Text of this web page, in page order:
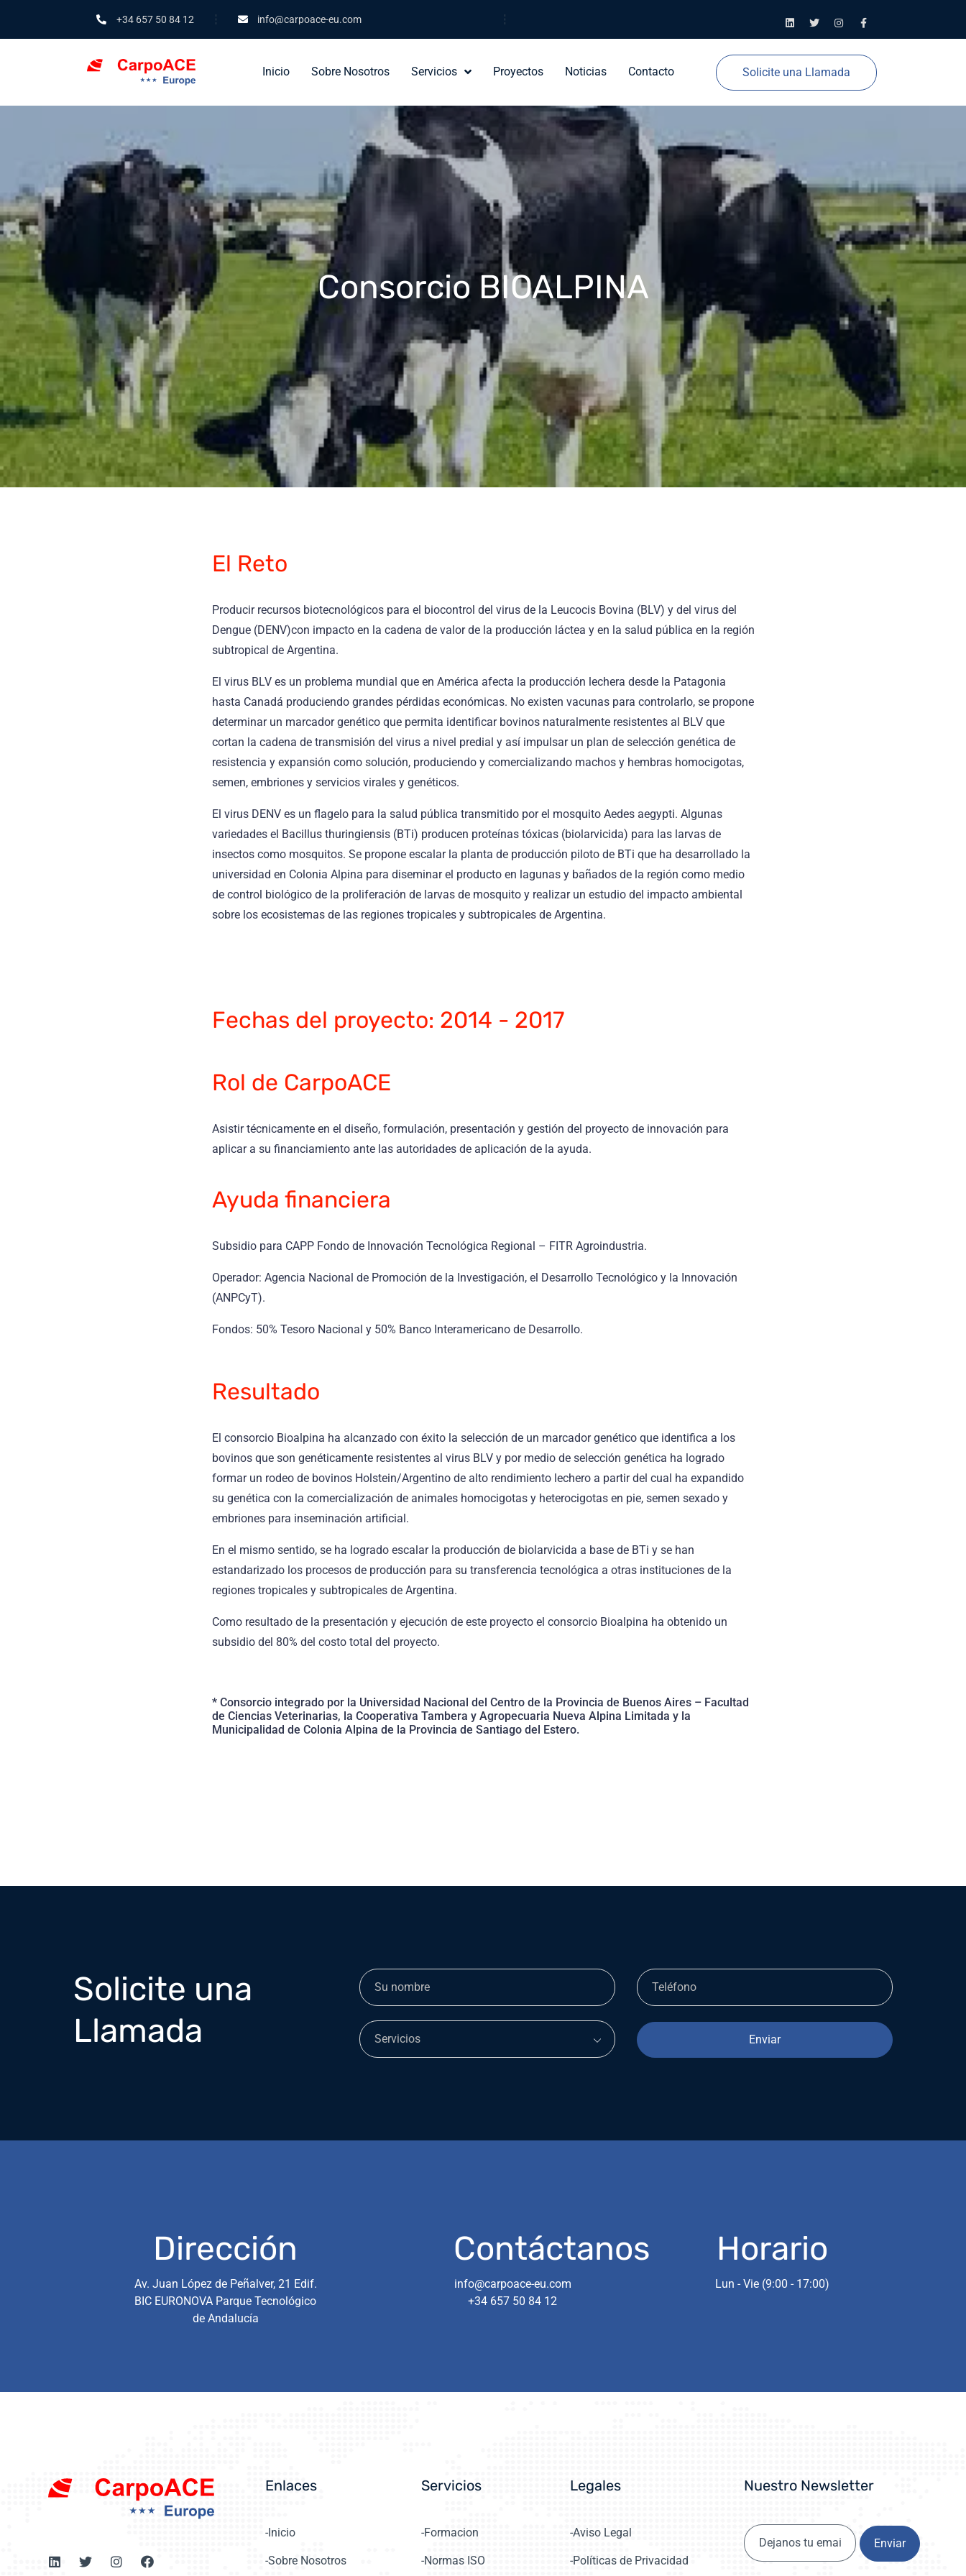
+34 657 50 84 12 info@carpoace-eu.com
Inicio Sobre Nosotros Servicios Proyectos Noticias Contacto Solicite una Llamada
Consorcio BIOALPINA
El Reto
Producir recursos biotecnológicos para el biocontrol del virus de la Leucocis Bovina (BLV) y del virus del
Dengue (DENV)con impacto en la cadena de valor de la producción láctea y en la salud pública en la región
subtropical de Argentina.
El virus BLV es un problema mundial que en América afecta la producción lechera desde la Patagonia
hasta Canadá produciendo grandes pérdidas económicas. No existen vacunas para controlarlo, se propone
determinar un marcador genético que permita identificar bovinos naturalmente resistentes al BLV que
cortan la cadena de transmisión del virus a nivel predial y así impulsar un plan de selección genética de
resistencia y expansión como solución, produciendo y comercializando machos y hembras homocigotas,
semen, embriones y servicios virales y genéticos.
El virus DENV es un flagelo para la salud pública transmitido por el mosquito Aedes aegypti. Algunas
variedades el Bacillus thuringiensis (BTi) producen proteínas tóxicas (biolarvicida) para las larvas de
insectos como mosquitos. Se propone escalar la planta de producción piloto de BTi que ha desarrollado la
universidad en Colonia Alpina para diseminar el producto en lagunas y bañados de la región como medio
de control biológico de la proliferación de larvas de mosquito y realizar un estudio del impacto ambiental
sobre los ecosistemas de las regiones tropicales y subtropicales de Argentina.
Fechas del proyecto: 2014 - 2017
Rol de CarpoACE
Asistir técnicamente en el diseño, formulación, presentación y gestión del proyecto de innovación para
aplicar a su financiamiento ante las autoridades de aplicación de la ayuda.
Ayuda financiera
Subsidio para CAPP Fondo de Innovación Tecnológica Regional – FITR Agroindustria.
Operador: Agencia Nacional de Promoción de la Investigación, el Desarrollo Tecnológico y la Innovación
(ANPCyT).
Fondos: 50% Tesoro Nacional y 50% Banco Interamericano de Desarrollo.
Resultado
El consorcio Bioalpina ha alcanzado con éxito la selección de un marcador genético que identifica a los
bovinos que son genéticamente resistentes al virus BLV y por medio de selección genética ha logrado
formar un rodeo de bovinos Holstein/Argentino de alto rendimiento lechero a partir del cual ha expandido
su genética con la comercialización de animales homocigotas y heterocigotas en pie, semen sexado y
embriones para inseminación artificial.
En el mismo sentido, se ha logrado escalar la producción de biolarvicida a base de BTi y se han
estandarizado los procesos de producción para su transferencia tecnológica a otras instituciones de la
regiones tropicales y subtropicales de Argentina.
Como resultado de la presentación y ejecución de este proyecto el consorcio Bioalpina ha obtenido un
subsidio del 80% del costo total del proyecto.
* Consorcio integrado por la Universidad Nacional del Centro de la Provincia de Buenos Aires – Facultad
de Ciencias Veterinarias, la Cooperativa Tambera y Agropecuaria Nueva Alpina Limitada y la
Municipalidad de Colonia Alpina de la Provincia de Santiago del Estero.
Solicite una
Llamada
Enviar
Dirección
Av. Juan López de Peñalver, 21 Edif.
BIC EURONOVA Parque Tecnológico
de Andalucía
Contáctanos
info@carpoace-eu.com
+34 657 50 84 12
Horario
Lun - Vie (9:00 - 17:00)
Enlaces
-Inicio
-Sobre Nosotros
Servicios
-Formacion
-Normas ISO
Legales
-Aviso Legal
-Políticas de Privacidad
Nuestro Newsletter
Enviar
Solicite una Llamada
para asesorarte.